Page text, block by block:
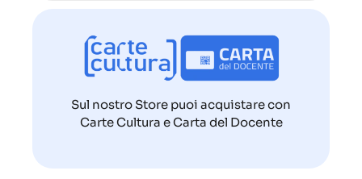
Sul nostro Store puoi acquistare con
Carte Cultura e Carta del Docente